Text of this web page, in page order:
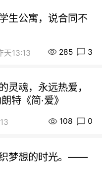
生公寓，说合同不
天13:13 285 3
灵魂，永远热爱，
特《简·爱》
108 0
梦想的时光。——